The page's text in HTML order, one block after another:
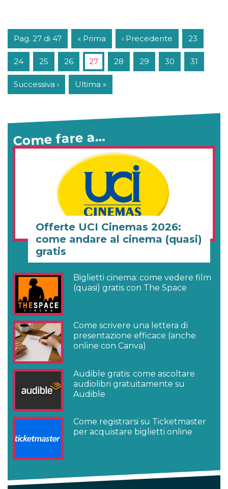
Pag. 27 di 47 « Prima ‹ Precedente 23
24 25 26 27 28 29 30 31
Successiva › Ultima »
Come fare a…
Offerte UCI Cinemas 2026:
come andare al cinema (quasi)
gratis
Biglietti cinema: come vedere film
(quasi) gratis con The Space
Come scrivere una lettera di
presentazione efficace (anche
online con Canva)
Audible gratis: come ascoltare
audiolibri gratuitamente su
Audible
Come registrarsi su Ticketmaster
per acquistare biglietti online